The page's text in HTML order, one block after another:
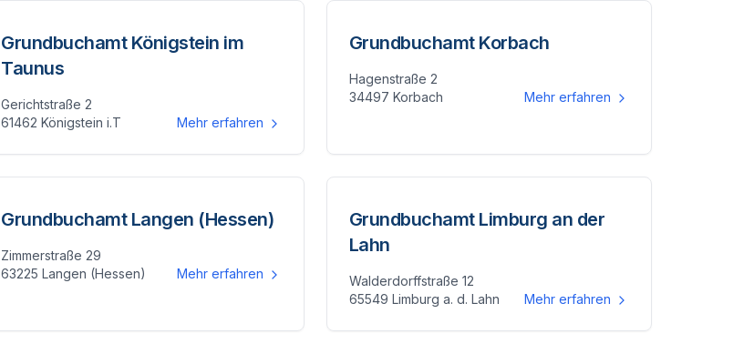
Grundbuchamt Königstein im
Taunus
Gerichtstraße 2
61462 Königstein i.T
Mehr erfahren
Grundbuchamt Korbach
Hagenstraße 2
34497 Korbach
Mehr erfahren
Grundbuchamt Langen (Hessen)
Zimmerstraße 29
63225 Langen (Hessen)
Mehr erfahren
Grundbuchamt Limburg an der
Lahn
Walderdorffstraße 12
65549 Limburg a. d. Lahn
Mehr erfahren